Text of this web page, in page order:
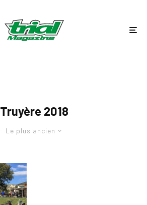
Truyère 2018
Le plus ancien